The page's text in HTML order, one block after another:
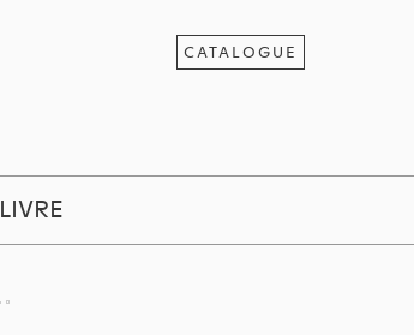
CATALOGUE
LIVRE